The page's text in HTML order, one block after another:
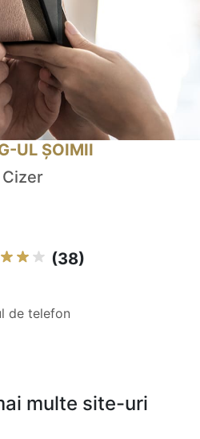
UL ȘOIMII
(38)
de telefon
multe site-uri